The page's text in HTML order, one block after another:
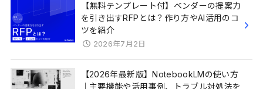
【無料テンプレート付】ベンダーの提案力
を引き出すRFPとは？作り方やAI活用のコ
ツを紹介
2026年7月2日
【2026年最新版】NotebookLMの使い方
｜主要機能や活用事例、トラブル対処法を